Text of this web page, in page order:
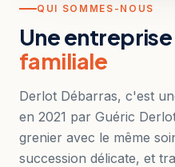
QUI SOMMES-NOUS
Une entreprise
familiale
Derlot Débarras, c'est
en 2021 par Guéric
grenier avec le même
succession délicate, et